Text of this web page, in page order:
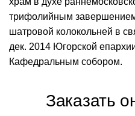
трифолийным
шатровой колокольней в
дек. 2014 Югорской
Кафедральным собором.
Заказать